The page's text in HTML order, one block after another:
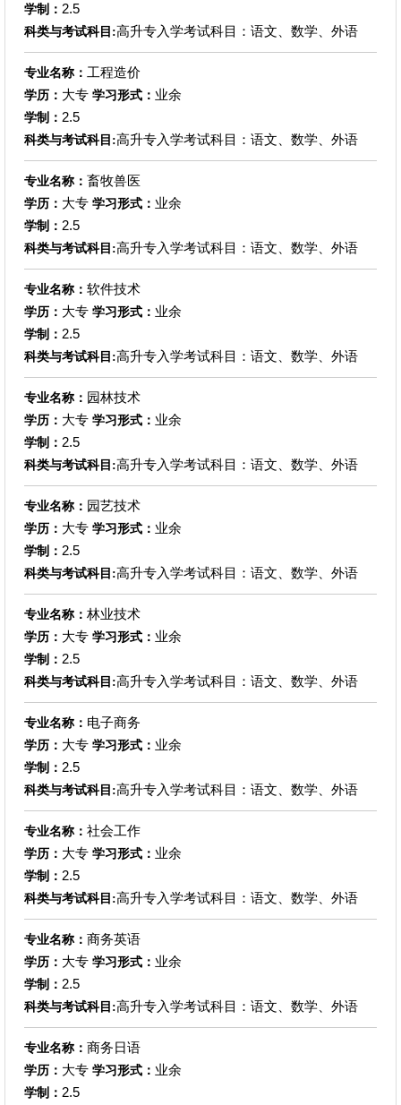
学制： 2.5
科类与考试科目:高升专入学考试科目：语文、数学、外语
专业名称： 工程造价
学历： 大专 学习形式： 业余
学制： 2.5
科类与考试科目:高升专入学考试科目：语文、数学、外语
专业名称： 畜牧兽医
学历： 大专 学习形式： 业余
学制： 2.5
科类与考试科目:高升专入学考试科目：语文、数学、外语
专业名称： 软件技术
学历： 大专 学习形式： 业余
学制： 2.5
科类与考试科目:高升专入学考试科目：语文、数学、外语
专业名称： 园林技术
学历： 大专 学习形式： 业余
学制： 2.5
科类与考试科目:高升专入学考试科目：语文、数学、外语
专业名称： 园艺技术
学历： 大专 学习形式： 业余
学制： 2.5
科类与考试科目:高升专入学考试科目：语文、数学、外语
专业名称： 林业技术
学历： 大专 学习形式： 业余
学制： 2.5
科类与考试科目:高升专入学考试科目：语文、数学、外语
专业名称： 电子商务
学历： 大专 学习形式： 业余
学制： 2.5
科类与考试科目:高升专入学考试科目：语文、数学、外语
专业名称： 社会工作
学历： 大专 学习形式： 业余
学制： 2.5
科类与考试科目:高升专入学考试科目：语文、数学、外语
专业名称： 商务英语
学历： 大专 学习形式： 业余
学制： 2.5
科类与考试科目:高升专入学考试科目：语文、数学、外语
专业名称： 商务日语
学历： 大专 学习形式： 业余
学制： 2.5